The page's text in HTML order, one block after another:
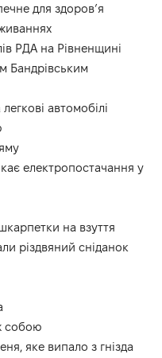
для здоров’я
РДА на Рівненщині
Бандрівським
автомобілі
електропостачання у
на взуття
різдвяний сніданок
собою
яке випало з гнізда